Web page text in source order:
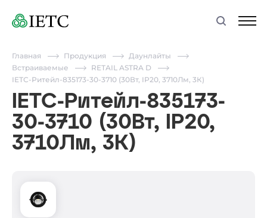
Главная Продукция
Даунлайты
Встраиваемые
RETAIL ASTRA D
IETC-Ритейл-835173-30-3710 (30Вт, IP20, 3710Лм, 3К)
IETC-Ритейл-835173-
30-3710 (30Вт, IP20,
3710Лм, 3К)